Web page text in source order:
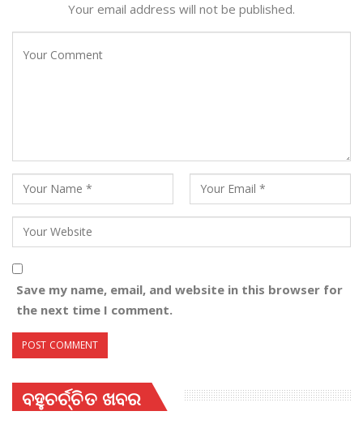
Your email address will not be published.
Save my name, email, and website in this browser for
the next time I comment.
ବହୁଚର୍ଚ୍ଚିତ ଖବର